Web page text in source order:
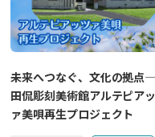
未来へつなぐ、文化の拠点
田侃彫刻美術館アルテピア
ァ美唄再生プロジェクト